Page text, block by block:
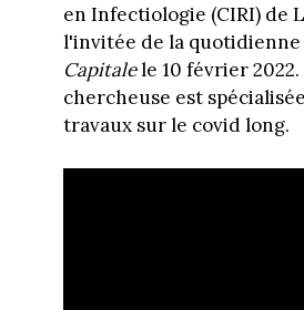
en Infectiologie (CIRI) de
l'invitée de la quotidienne
Capitalele 10 février 2022.
chercheuse est
travaux sur le covid long.